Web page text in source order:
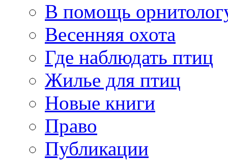
В помощь
Весенняя охота
Где наблюдать птиц
Жилье для птиц
Новые книги
Право
Публикации